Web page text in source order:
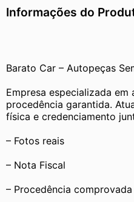
Informações do
Barato Car – Autopeças
Empresa especializada
procedência garantida.
física e credenciamento
– Fotos reais
– Nota Fiscal
– Procedência comprovada